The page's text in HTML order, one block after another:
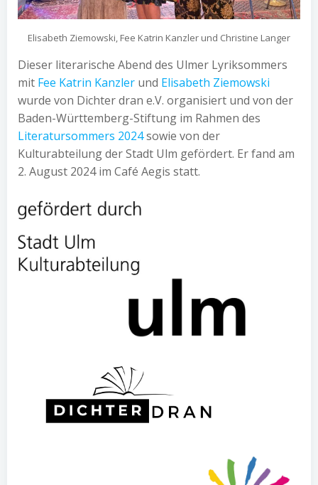
Elisabeth Ziemowski, Fee Katrin Kanzler und Christine Langer
Dieser literarische Abend des Ulmer Lyriksommers
mit Fee Katrin Kanzler und Elisabeth Ziemowski
wurde von Dichter dran e.V. organisiert und von der
Baden-Württemberg-Stiftung im Rahmen des
Literatursommers 2024sowie von der
Kulturabteilung der Stadt Ulm gefördert. Er fand am
2. August 2024 im Café Aegis statt.